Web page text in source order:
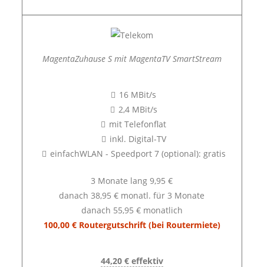
MagentaZuhause S mit MagentaTV SmartStream
16 MBit/s
2,4 MBit/s
mit Telefonflat
inkl. Digital-TV
einfachWLAN - Speedport 7 (optional): gratis
3 Monate lang 9,95 €
danach 38,95 € monatl. für 3 Monate
danach 55,95 € monatlich
100,00 € Routergutschrift (bei Routermiete)
44,20 € effektiv